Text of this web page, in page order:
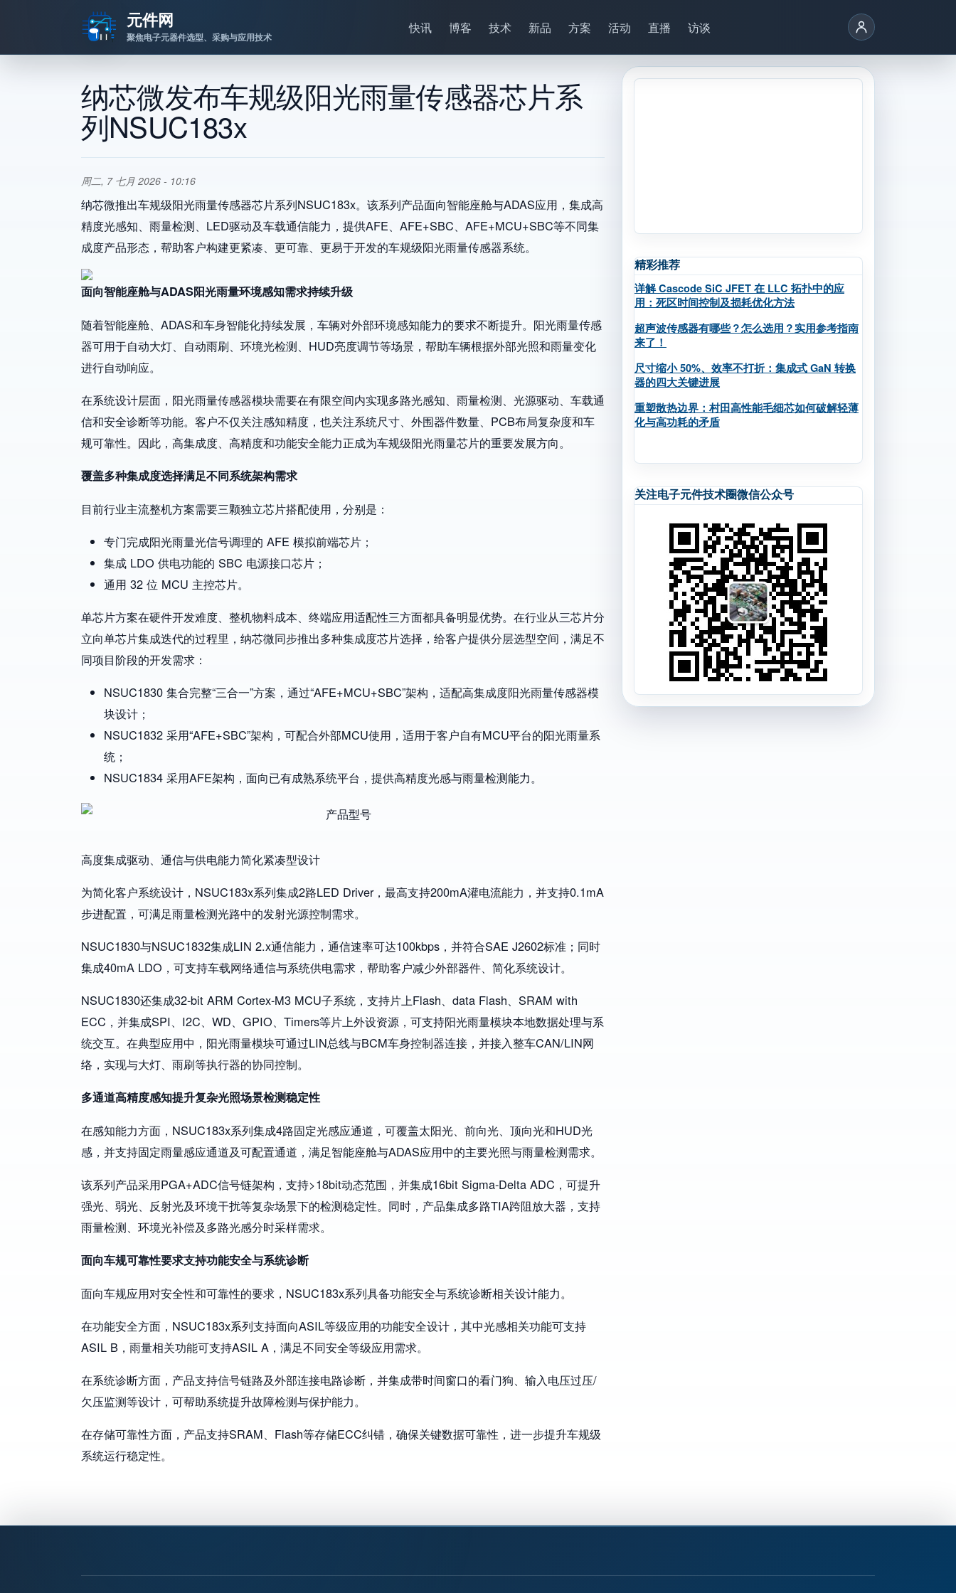
元件网
聚焦电子元器件选型、采购与应用技术
快讯 博客 技术 新品 方案 活动 直播 访谈
纳芯微发布车规级阳光雨量传感器芯片系
列NSUC183x
周二, 7 七月 2026 - 10:16
纳芯微推出车规级阳光雨量传感器芯片系列NSUC183x。该系列产品面向智能座舱与ADAS应用，集成高
精度光感知、雨量检测、LED驱动及车载通信能力，提供AFE、AFE+SBC、AFE+MCU+SBC等不同集
成度产品形态，帮助客户构建更紧凑、更可靠、更易于开发的车规级阳光雨量传感器系统。
面向智能座舱与ADAS阳光雨量环境感知需求持续升级
随着智能座舱、ADAS和车身智能化持续发展，车辆对外部环境感知能力的要求不断提升。阳光雨量传感
器可用于自动大灯、自动雨刷、环境光检测、HUD亮度调节等场景，帮助车辆根据外部光照和雨量变化
进行自动响应。
在系统设计层面，阳光雨量传感器模块需要在有限空间内实现多路光感知、雨量检测、光源驱动、车载通
信和安全诊断等功能。客户不仅关注感知精度，也关注系统尺寸、外围器件数量、PCB布局复杂度和车
规可靠性。因此，高集成度、高精度和功能安全能力正成为车规级阳光雨量芯片的重要发展方向。
覆盖多种集成度选择满足不同系统架构需求
目前行业主流整机方案需要三颗独立芯片搭配使用，分别是：
专门完成阳光雨量光信号调理的 AFE 模拟前端芯片；
集成 LDO 供电功能的 SBC 电源接口芯片；
通用 32 位 MCU 主控芯片。
单芯片方案在硬件开发难度、整机物料成本、终端应用适配性三方面都具备明显优势。在行业从三芯片分
立向单芯片集成迭代的过程里，纳芯微同步推出多种集成度芯片选择，给客户提供分层选型空间，满足不
同项目阶段的开发需求：
NSUC1830 集合完整“三合一”方案，通过“AFE+MCU+SBC”架构，适配高集成度阳光雨量传感器模
块设计；
NSUC1832 采用“AFE+SBC”架构，可配合外部MCU使用，适用于客户自有MCU平台的阳光雨量系
统；
NSUC1834 采用AFE架构，面向已有成熟系统平台，提供高精度光感与雨量检测能力。
Image
高度集成驱动、通信与供电能力简化紧凑型设计
为简化客户系统设计，NSUC183x系列集成2路LED Driver，最高支持200mA灌电流能力，并支持0.1mA
步进配置，可满足雨量检测光路中的发射光源控制需求。
NSUC1830与NSUC1832集成LIN 2.x通信能力，通信速率可达100kbps，并符合SAE J2602标准；同时
集成40mA LDO，可支持车载网络通信与系统供电需求，帮助客户减少外部器件、简化系统设计。
NSUC1830还集成32-bit ARM Cortex-M3 MCU子系统，支持片上Flash、data Flash、SRAM with
ECC，并集成SPI、I2C、WD、GPIO、Timers等片上外设资源，可支持阳光雨量模块本地数据处理与系
统交互。在典型应用中，阳光雨量模块可通过LIN总线与BCM车身控制器连接，并接入整车CAN/LIN网
络，实现与大灯、雨刷等执行器的协同控制。
多通道高精度感知提升复杂光照场景检测稳定性
在感知能力方面，NSUC183x系列集成4路固定光感应通道，可覆盖太阳光、前向光、顶向光和HUD光
感，并支持固定雨量感应通道及可配置通道，满足智能座舱与ADAS应用中的主要光照与雨量检测需求。
该系列产品采用PGA+ADC信号链架构，支持>18bit动态范围，并集成16bit Sigma-Delta ADC，可提升
强光、弱光、反射光及环境干扰等复杂场景下的检测稳定性。同时，产品集成多路TIA跨阻放大器，支持
雨量检测、环境光补偿及多路光感分时采样需求。
面向车规可靠性要求支持功能安全与系统诊断
面向车规应用对安全性和可靠性的要求，NSUC183x系列具备功能安全与系统诊断相关设计能力。
在功能安全方面，NSUC183x系列支持面向ASIL等级应用的功能安全设计，其中光感相关功能可支持
ASIL B，雨量相关功能可支持ASIL A，满足不同安全等级应用需求。
在系统诊断方面，产品支持信号链路及外部连接电路诊断，并集成带时间窗口的看门狗、输入电压过压/
欠压监测等设计，可帮助系统提升故障检测与保护能力。
在存储可靠性方面，产品支持SRAM、Flash等存储ECC纠错，确保关键数据可靠性，进一步提升车规级
系统运行稳定性。
精彩推荐
详解 Cascode SiC JFET 在 LLC 拓扑中的应
用：死区时间控制及损耗优化方法
超声波传感器有哪些？怎么选用？实用参考指南
来了！
尺寸缩小 50%、效率不打折：集成式 GaN 转换
器的四大关键进展
重塑散热边界：村田高性能毛细芯如何破解轻薄
化与高功耗的矛盾
关注电子元件技术圈微信公众号